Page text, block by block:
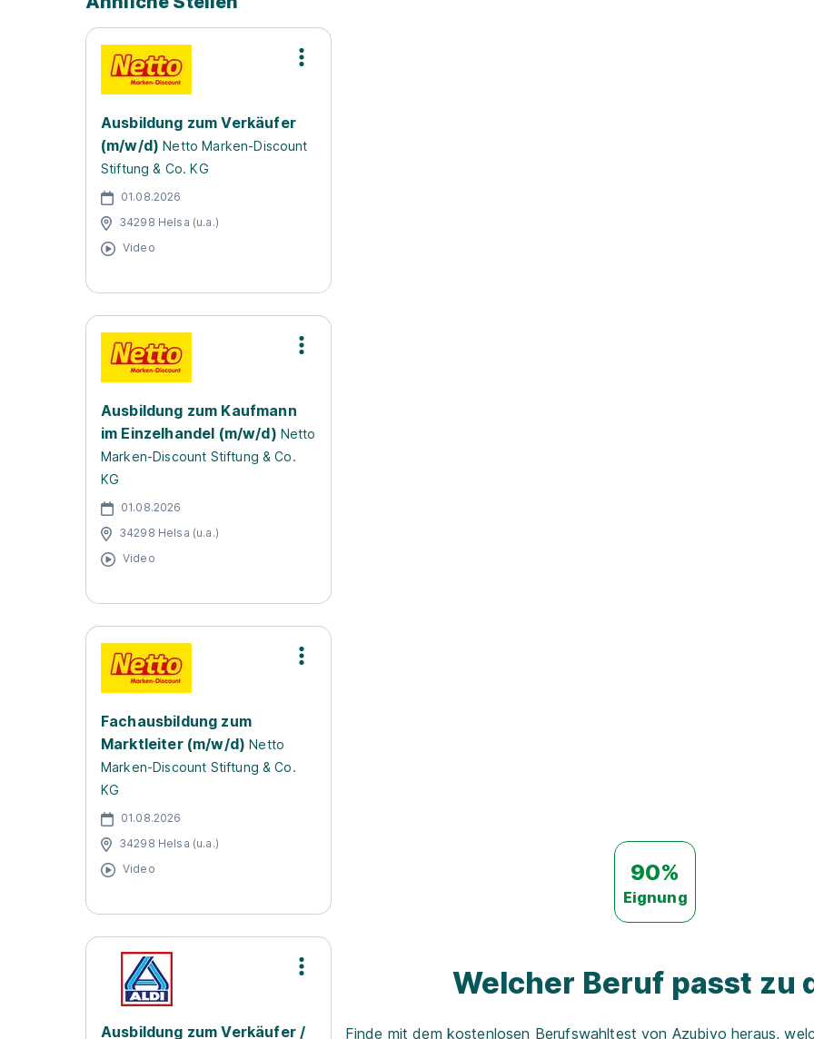
Ausbildung zum Verkäufer
(m/w/d) Netto Marken-Discount
Stiftung & Co. KG
01.08.2026
34298 Helsa (u.a.)
Video
Ausbildung zum Kaufmann
im Einzelhandel (m/w/d) Netto
Marken-Discount Stiftung & Co.
KG
01.08.2026
34298 Helsa (u.a.)
Video
Fachausbildung zum
Marktleiter (m/w/d) Netto
Marken-Discount Stiftung & Co.
KG
01.08.2026
34298 Helsa (u.a.)
Video
Ausbildung zum Verkäufer /
90%
Eignung
Welcher Beruf passt zu
Finde mit dem kostenlosen Berufswahltest von Azubiyo heraus,